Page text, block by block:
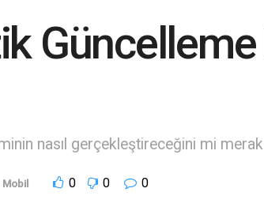
Güncelleme
nasıl gerçekleştireceğini mi merak
Mobil 0 0 0